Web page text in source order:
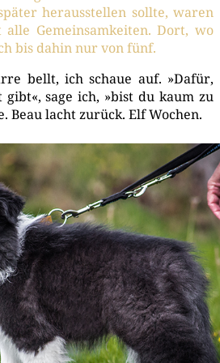
her­aus­stel­len soll­te, waren
Gemein­sam­kei­ten. Dort, wo
bis dahin nur von fünf.
bellt, ich schaue auf. »Dafür,
sage ich, »bist du kaum zu
Beau lacht zurück. Elf Wochen.